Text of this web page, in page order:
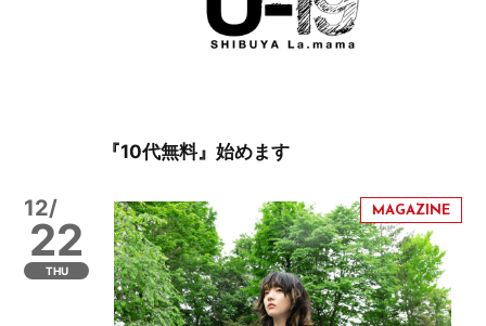
『10代無料』始めます
12/
22
THU